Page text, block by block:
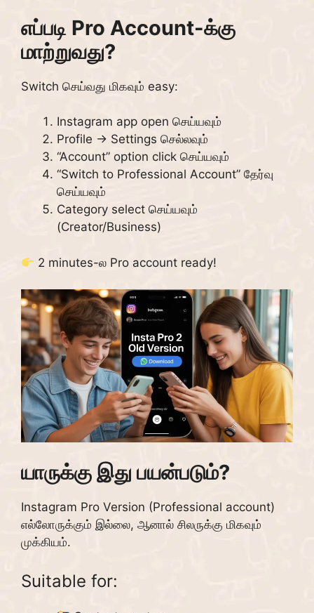
எப்படி Pro Account-க்கு
மாற்றுவது?
Switch செய்வது மிகவும் easy:
Instagram app open செய்யவும்
Profile → Settings செல்லவும்
“Account” option click செய்யவும்
“Switch to Professional Account” தேர்வு
செய்யவும்
Category select செய்யவும்
(Creator/Business)
2 minutes-ல Pro account ready!
யாருக்கு இது பயன்படும்?
Instagram Pro Version (Professional account)
எல்லோருக்கும் இல்லை, ஆனால் சிலருக்கு மிகவும்
முக்கியம்.
Suitable for: